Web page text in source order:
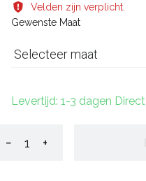
Velden zijn verplicht.
Gewenste Maat
Selecteer maat
Levertijd: 1-3 dagen Direct
− +